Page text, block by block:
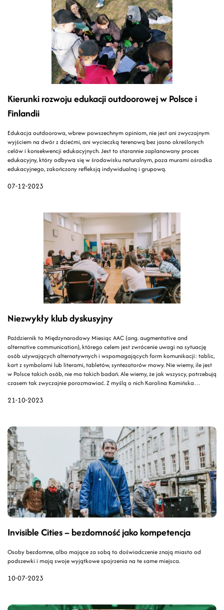
07-12-2023
Kierunki rozwoju edukacji outdoorowej w Polsce i
Finlandii
Edukacja outdoorowa, wbrew powszechnym opiniom, nie jest ani zwyczajnym
wyjściem na dwór z dziećmi, ani wycieczką terenową bez jasno określonych
celów i konsekwencji edukacyjnych. Jest to starannie zaplanowany proces
edukacyjny, który odbywa się w środowisku naturalnym, poza murami ośrodka
edukacyjnego, zakończony refleksją indywidualną i grupową.
21-10-2023
Niezwykły klub dyskusyjny
Październik to Międzynarodowy Miesiąc AAC (ang. augmentative and
alternative communication), którego celem jest zwrócenie uwagi na sytuację
osób używających alternatywnych i wspomagających form komunikacji: tablic,
kart z symbolami lub literami, tabletów, syntezatorów mowy. Nie wiemy, ile jest
w Polsce takich osób, nie ma takich badań. Ale wiemy, że jak wszyscy, potrzebują
czasem tak zwyczajnie porozmawiać. Z myślą o nich Karolina Kamińska
10-07-2023
Invisible Cities – bezdomność jako kompetencja
Osoby bezdomne, albo mające za sobą to doświadczenie znają miasto od
podszewki i mają swoje wyjątkowe spojrzenia na te same miejsca.